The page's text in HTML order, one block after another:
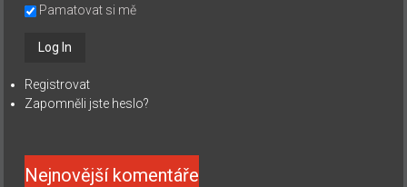
Pamatovat si mě
Registrovat
Zapomněli jste heslo?
Nejnovější komentáře